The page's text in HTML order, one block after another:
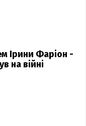
Ірини Фаріон -
на війні